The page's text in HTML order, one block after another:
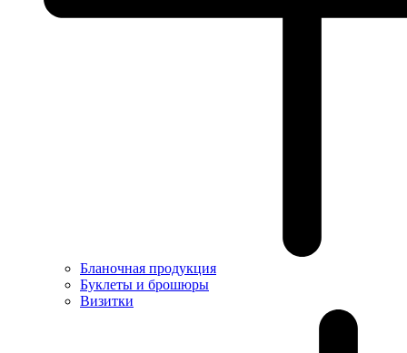
Бланочная продукция
Буклеты и брошюры
Визитки